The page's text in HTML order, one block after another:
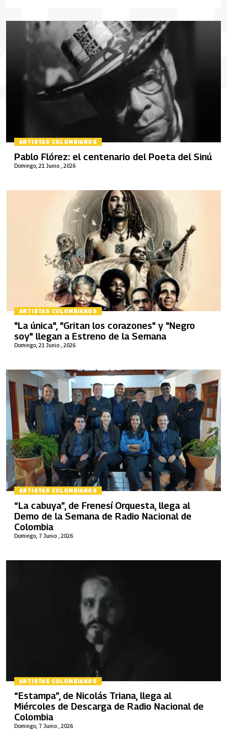
ARTISTAS COLOMBIANOS
Domingo, 21 Junio , 2026
Pablo Flórez: el centenario del Poeta del Sinú
ARTISTAS COLOMBIANOS
Domingo, 21 Junio , 2026
"La única", "Gritan los corazones" y "Negro
soy" llegan a Estreno de la Semana
ARTISTAS COLOMBIANOS
Domingo, 7 Junio , 2026
“La cabuya”, de Frenesí Orquesta, llega al
Demo de la Semana de Radio Nacional de
Colombia
ARTISTAS COLOMBIANOS
Domingo, 7 Junio , 2026
“Estampa”, de Nicolás Triana, llega al
Miércoles de Descarga de Radio Nacional de
Colombia